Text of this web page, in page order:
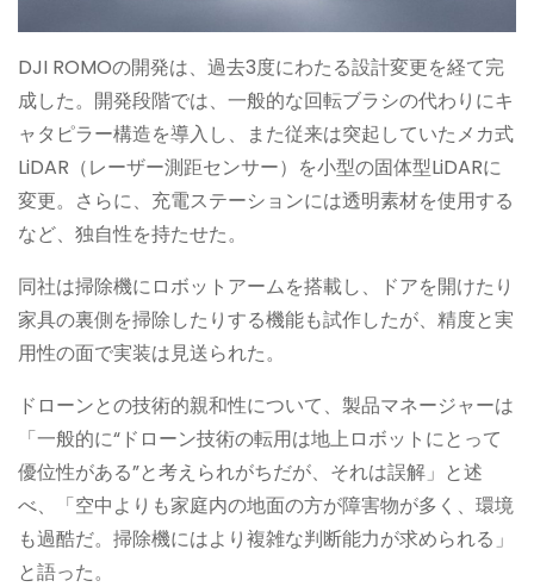
DJI ROMOの開発は、過去3度にわたる設計変更を経て完
成した。開発段階では、一般的な回転ブラシの代わりにキ
ャタピラー構造を導入し、また従来は突起していたメカ式
LiDAR（レーザー測距センサー）を小型の固体型LiDARに
変更。さらに、充電ステーションには透明素材を使用する
など、独自性を持たせた。
同社は掃除機にロボットアームを搭載し、ドアを開けたり
家具の裏側を掃除したりする機能も試作したが、精度と実
用性の面で実装は見送られた。
ドローンとの技術的親和性について、製品マネージャーは
「一般的に“ドローン技術の転用は地上ロボットにとって
優位性がある”と考えられがちだが、それは誤解」と述
べ、「空中よりも家庭内の地面の方が障害物が多く、環境
も過酷だ。掃除機にはより複雑な判断能力が求められる」
と語った。